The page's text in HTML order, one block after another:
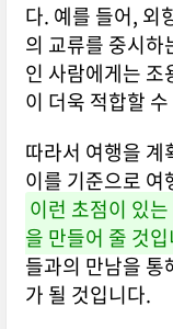
다. 예를 들어, 외
의 교류를 중시하
인 사람에게는 조
이 더욱 적합할
따라서 여행을
이를 기준으로
이런 초점이 있
을 만들어 줄 것
들과의 만남을 통
가 될 것입니다.